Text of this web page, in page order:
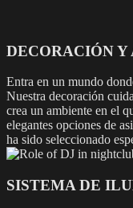
DECORACIÓN
Entra en un mundo
Nuestra decoración
crea un ambiente en el
elegantes opciones de
ha sido seleccionado
SISTEMA DE